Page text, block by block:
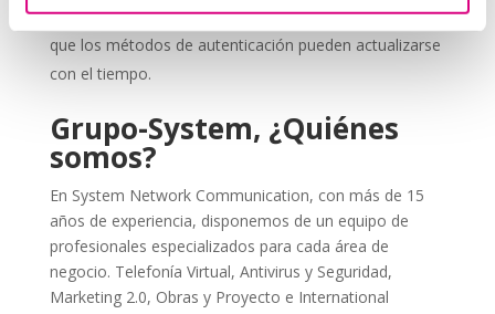
Revisa periódicamente las configuraciones, ya
que los métodos de autenticación pueden actualizarse
con el tiempo.
Grupo-System, ¿Quiénes
somos?
En System Network Communication, con más de 15
años de experiencia, disponemos de un equipo de
profesionales especializados para cada área de
negocio. Telefonía Virtual, Antivirus y Seguridad,
Marketing 2.0, Obras y Proyecto e International